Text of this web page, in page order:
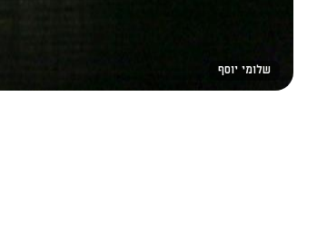
שלומי יוסף